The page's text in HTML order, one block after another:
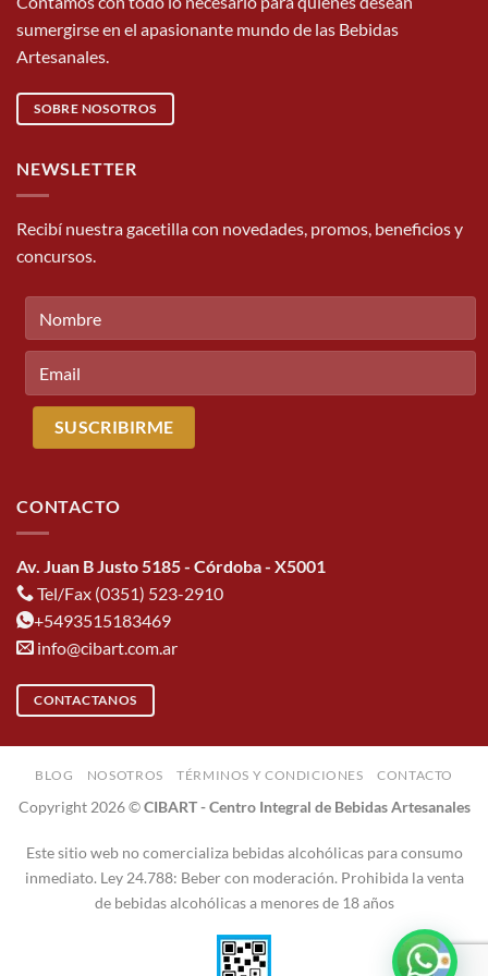
sumergirse en el apasionante mundo de las Bebidas
Artesanales.
SOBRE NOSOTROS
NEWSLETTER
Recibí nuestra gacetilla con novedades, promos, beneficios y
concursos.
CONTACTO
Av. Juan B Justo 5185 - Córdoba - X5001
Tel/Fax (0351) 523-2910
+5493515183469
info@cibart.com.ar
CONTACTANOS
BLOG NOSOTROS TÉRMINOS Y CONDICIONES CONTACTO
Copyright 2026 ©CIBART - Centro Integral de Bebidas Artesanales
Este sitio web no comercializa bebidas alcohólicas para consumo
inmediato. Ley 24.788: Beber con moderación. Prohibida la venta
de bebidas alcohólicas a menores de 18 años